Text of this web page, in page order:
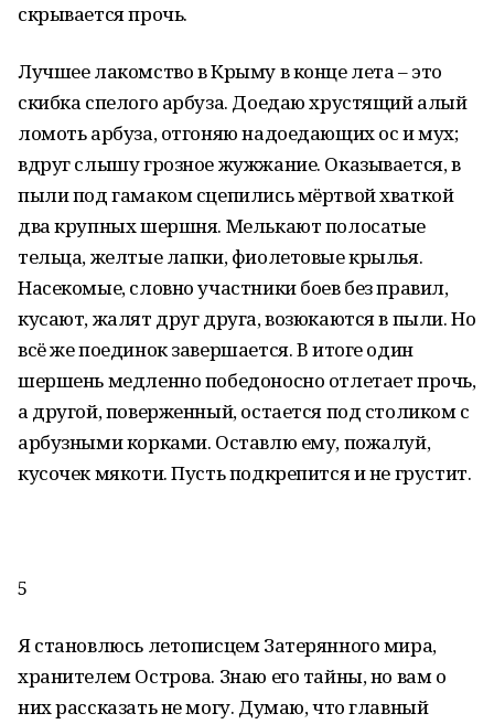
скрывается прочь.
Лучшее лакомство в Крыму в конце лета – это
скибка спелого арбуза. Доедаю хрустящий алый
ломоть арбуза, отгоняю надоедающих ос и мух;
вдруг слышу грозное жужжание. Оказывается, в
пыли под гамаком сцепились мёртвой хваткой
два крупных шершня. Мелькают полосатые
тельца, желтые лапки, фиолетовые крылья.
Насекомые, словно участники боев без правил,
кусают, жалят друг друга, возюкаются в пыли. Но
всё же поединок завершается. В итоге один
шершень медленно победоносно отлетает прочь,
а другой, поверженный, остается под столиком с
арбузными корками. Оставлю ему, пожалуй,
кусочек мякоти. Пусть подкрепится и не грустит.
5
Я становлюсь летописцем Затерянного мира,
хранителем Острова. Знаю его тайны, но вам о
них рассказать не могу. Думаю, что главный